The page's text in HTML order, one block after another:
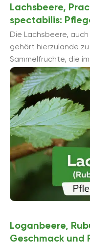
Lachsbeere,
spectabilis:
Die Lachsbeere,
gehört hierzulande
Sammelfrüchte, die
ähneln, wachsen an
Sträucher ...
Loganbeere,
Geschmack und